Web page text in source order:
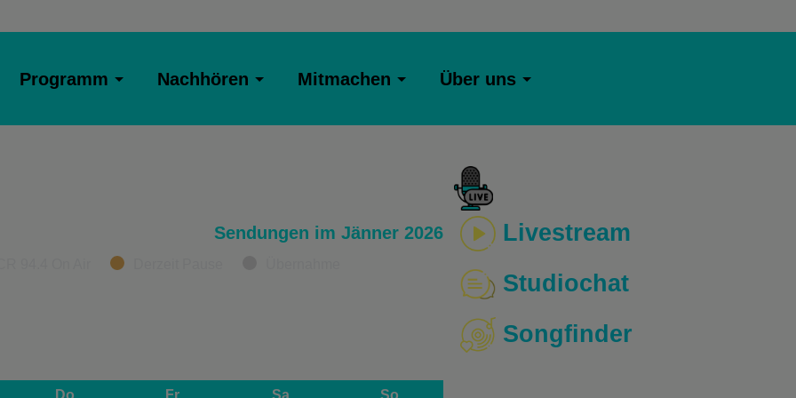
Programm Nachhören Mitmachen Über uns
Sendungen im Jänner 2026
Livestream
Studiochat
Songfinder